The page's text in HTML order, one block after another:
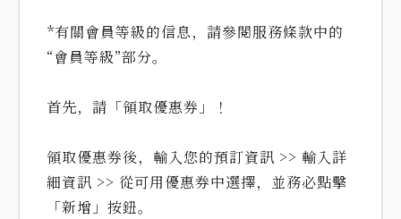
*有關會員等級的信息，請參閱服務條款中的
“會員等級”部分。
首先，請「領取優惠券」！
領取優惠券後，輸入您的預訂資訊 >> 輸入詳
細資訊 >> 從可用優惠券中選擇，並務必點擊
「新增」按鈕。